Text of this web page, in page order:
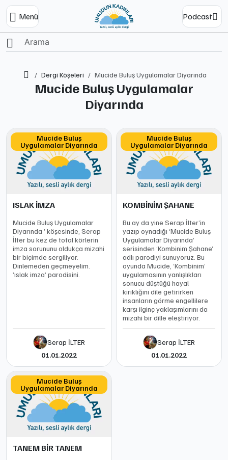
Menü Podcast
Ana SayfaDergi Köşeleri Mucide Buluş Uygulamalar Diyarında
Mucide Buluş Uygulamalar
Diyarında
Mucide Buluş
Uygulamalar Diyarında
ISLAK İMZA
Mucide Buluş Uygulamalar
Diyarında ’ köşesinde, Serap
İlter bu kez de total körlerin
imza sorununu oldukça mizahi
bir biçimde sergiliyor.
Dinlemeden geçmeyelim.
’ıslak imza’ parodisini.
Serap İLTER
01.01.2022
Mucide Buluş
Uygulamalar Diyarında
KOMBİNİM ŞAHANE
Bu ay da yine Serap İlter’in
yazıp oynadığı ‘Mucide Buluş
Uygulamalar Diyarında’
serisinden ‘Kombinim Şahane’
adlı parodiyi sunuyoruz. Bu
oyunda Mucide, ‘Kombinim’
uygulamasının yanlışlıkları
sonucu düştüğü hayal
kırıklığını dile getirirken
insanların görme engellilere
karşı ilginç yaklaşımlarını da
mizahi bir dille eleştiriyor.
Serap İLTER
01.01.2022
Mucide Buluş
Uygulamalar Diyarında
TANEM BİR TANEM